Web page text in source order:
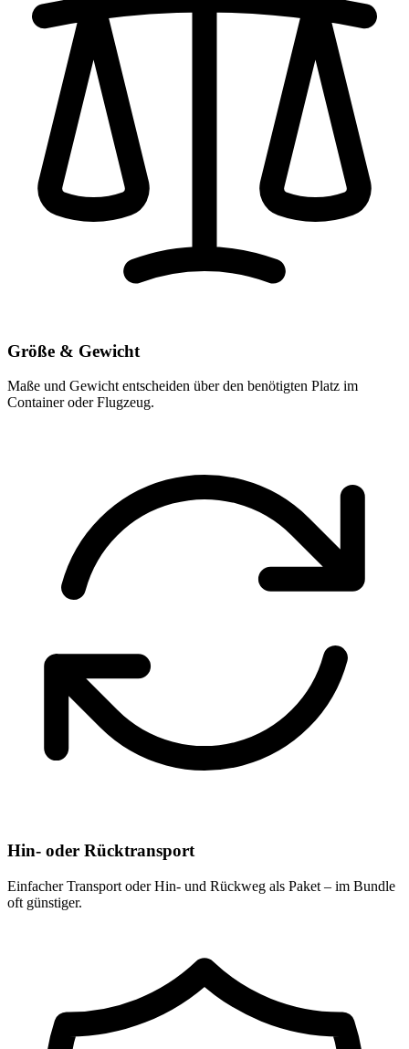
Größe & Gewicht
Maße und Gewicht entscheiden über den benötigten Platz im
Container oder Flugzeug.
Hin- oder Rücktransport
Einfacher Transport oder Hin- und Rückweg als Paket – im Bundle
oft günstiger.